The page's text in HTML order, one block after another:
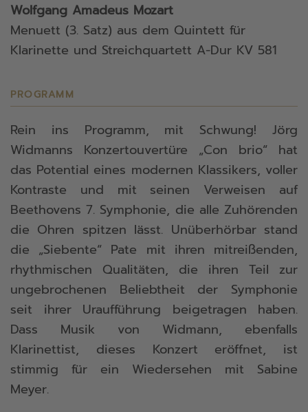
Wolfgang Amadeus Mozart
Menuett (3. Satz) aus dem Quintett für
Klarinette und Streichquartett A-Dur KV 581
PROGRAMM
Rein ins Programm, mit Schwung! Jörg
Widmanns Konzertouvertüre „Con brio“ hat
das Potential eines modernen Klassikers, voller
Kontraste und mit seinen Verweisen auf
Beethovens 7. Symphonie, die alle Zuhörenden
die Ohren spitzen lässt. Unüberhörbar stand
die „Siebente“ Pate mit ihren mitreißenden,
rhythmischen Qualitäten, die ihren Teil zur
ungebrochenen Beliebtheit der Symphonie
seit ihrer Uraufführung beigetragen haben.
Dass Musik von Widmann, ebenfalls
Klarinettist, dieses Konzert eröffnet, ist
stimmig für ein Wiedersehen mit Sabine
Meyer.